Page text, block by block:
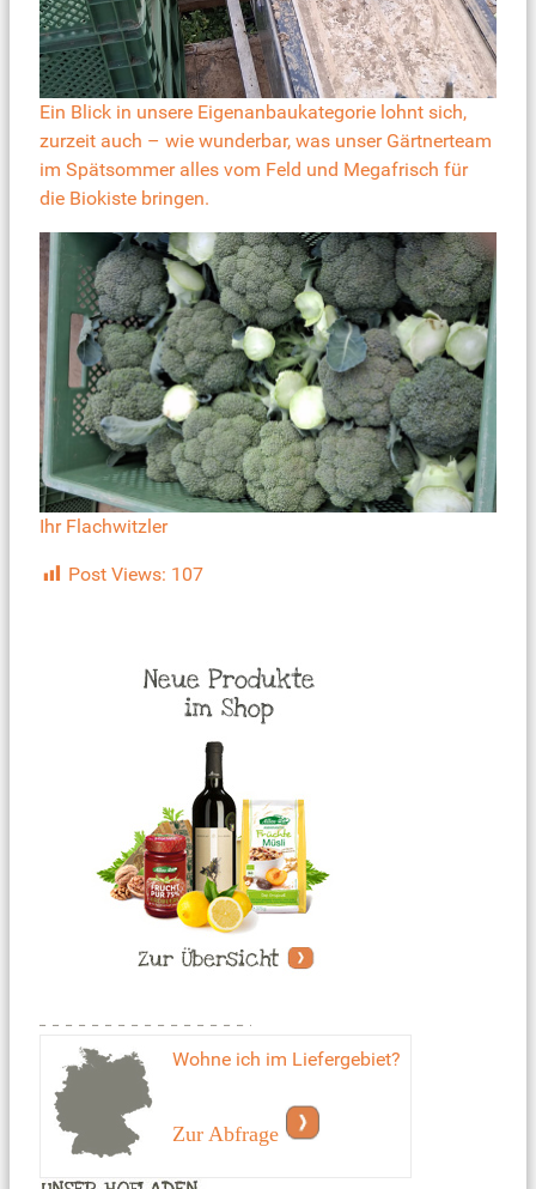
Ein Blick in unsere Eigenanbaukategorie lohnt sich,
zurzeit auch – wie wunderbar, was unser Gärtnerteam
im Spätsommer alles vom Feld und Megafrisch für
die Biokiste bringen.
Ihr Flachwitzler
Post Views: 107
Wohne ich im Liefergebiet?
Zur Abfrage